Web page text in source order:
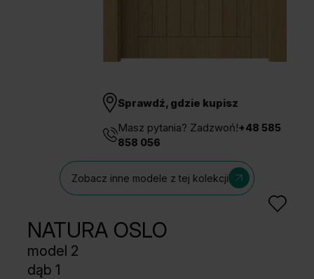
Sprawdź, gdzie kupisz
Masz pytania? Zadzwoń!+48 585
858 056
Zobacz inne modele z tej kolekcji
NATURA OSLO
model 2
dąb 1